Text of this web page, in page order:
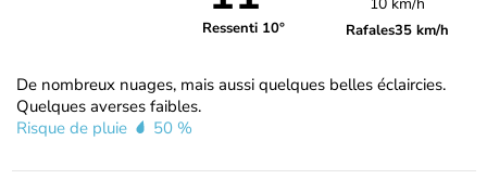
Ressenti 10° Rafales35 km/h
De nombreux nuages, mais aussi quelques belles éclaircies.
Quelques averses faibles.
Risque de pluie
50 %